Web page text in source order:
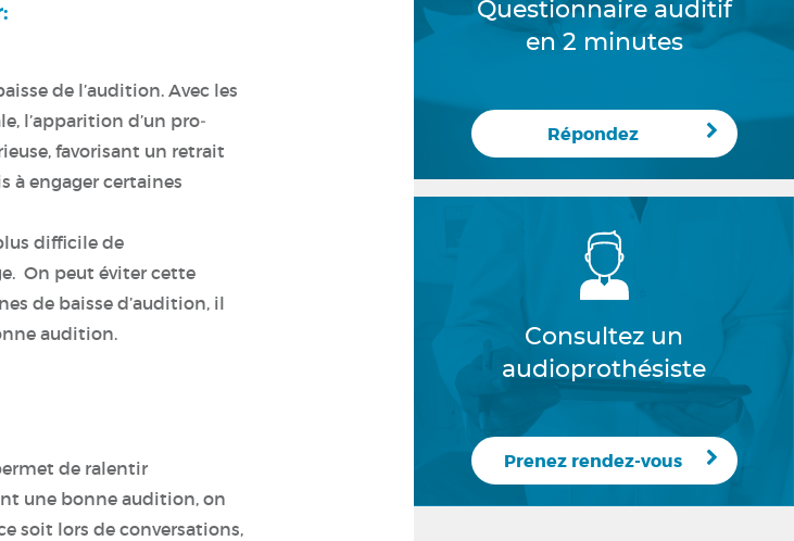
de l’audition. Avec les
l’apparition d’un pro­
favorisant un retrait
à engager certaines
difficile de
On peut éviter cette
de baisse d’audition, il
audition.
de ralentir
une bonne audition, on
soit lors de conversations,
Questionnaire auditif
en 2 minutes
Répondez
Consultez un
audioprothésiste
Prenez rendez-vous